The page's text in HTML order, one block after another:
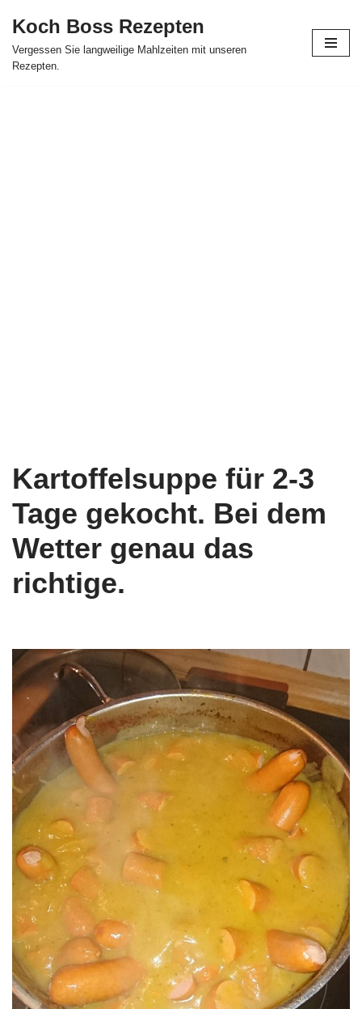
Skip
to
Koch Boss Rezepten
Vergessen Sie langweilige Mahlzeiten mit unseren
Rezepten.
Kartoffelsuppe für 2-3
Tage gekocht. Bei dem
Wetter genau das
richtige.